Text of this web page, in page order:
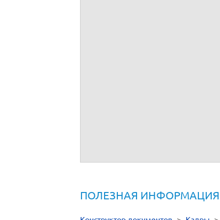
ПОЛЕЗНАЯ ИНФОРМАЦИЯ